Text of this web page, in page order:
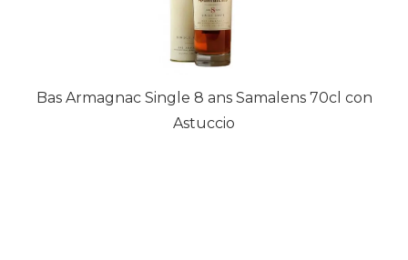
Bas Armagnac Single 8 ans Samalens 70cl con
Astuccio